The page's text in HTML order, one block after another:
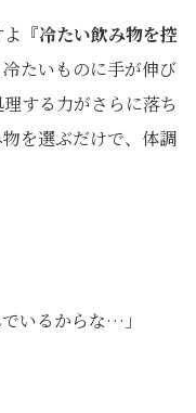
『冷たい飲み物を控
たいものに手が伸び
する力がさらに落ち
を選ぶだけで、体調
いるからな…」